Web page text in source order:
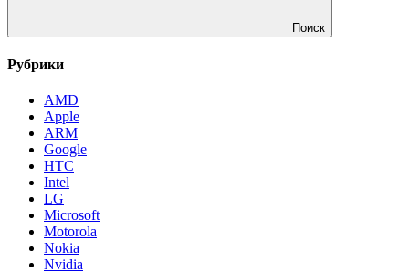
Поиск
Рубрики
AMD
Apple
ARM
Google
HTC
Intel
LG
Microsoft
Motorola
Nokia
Nvidia